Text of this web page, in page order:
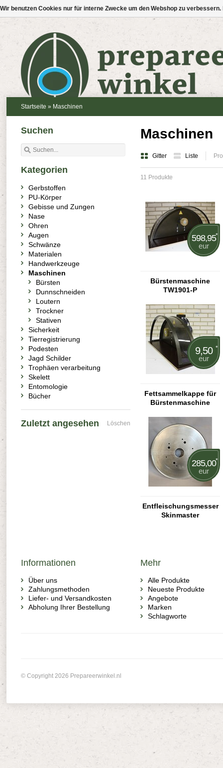
Startseite » Maschinen
Maschinen
Gitter Liste
11 Produkte
598,95*
eur
Bürstenmaschine
TW1901-P
9,50 *
eur
Fettsammelkappe für
Bürstenmaschine
285,00*
eur
Entfleischungsmesser
Skinmaster
Suchen
Kategorien
Gerbstoffen
PU-Körper
Gebisse und Zungen
Nase
Ohren
Augen
Schwänze
Materialen
Handwerkzeuge
Maschinen
Bürsten
Dunnschneiden
Loutern
Trockner
Stativen
Sicherkeit
Tierregistrierung
Podesten
Jagd Schilder
Trophäen verarbeitung
Skelett
Entomologie
Bücher
Zuletzt angesehen Löschen
Informationen
Über uns
Zahlungsmethoden
Liefer- und Versandkosten
Abholung Ihrer Bestellung
Mehr
Alle Produkte
Neueste Produkte
Angebote
Marken
Schlagworte
© Copyright 2026 Prepareerwinkel.nl
Wir benutzen Cookies nur für interne Zwecke um den Webshop zu